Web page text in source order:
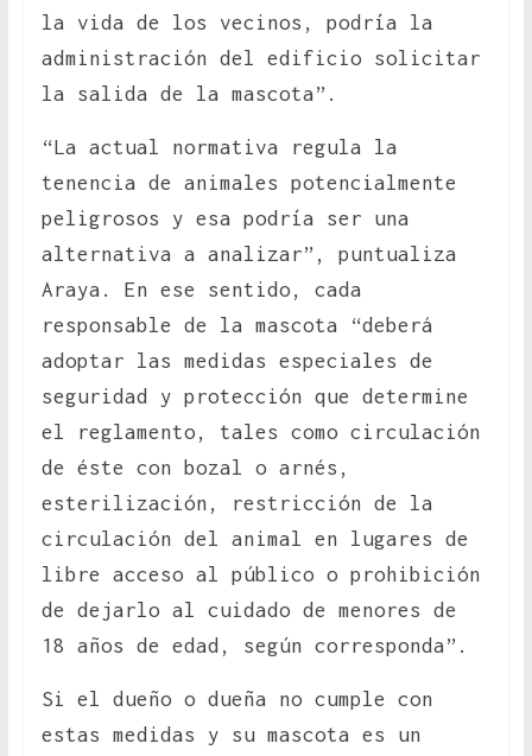
la vida de los vecinos, podría la
administración del edificio solicitar
la salida de la mascota”.
“La actual normativa regula la
tenencia de animales potencialmente
peligrosos y esa podría ser una
alternativa a analizar”, puntualiza
Araya. En ese sentido, cada
responsable de la mascota “deberá
adoptar las medidas especiales de
seguridad y protección que determine
el reglamento, tales como circulación
de éste con bozal o arnés,
esterilización, restricción de la
circulación del animal en lugares de
libre acceso al público o prohibición
de dejarlo al cuidado de menores de
18 años de edad, según corresponda”.
Si el dueño o dueña no cumple con
estas medidas y su mascota es un